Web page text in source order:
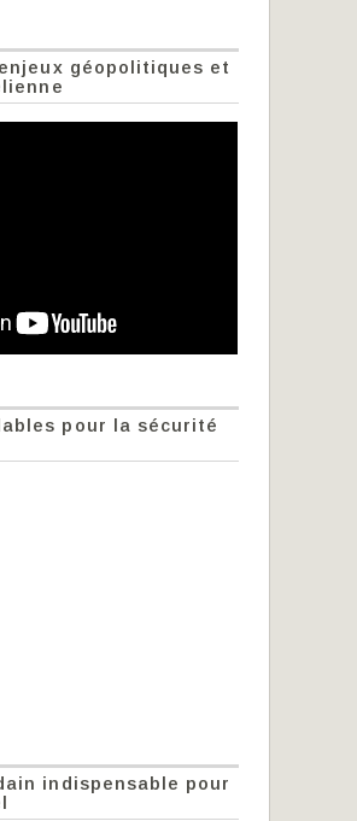
géopolitiques et
pour la sécurité
indispensable pour